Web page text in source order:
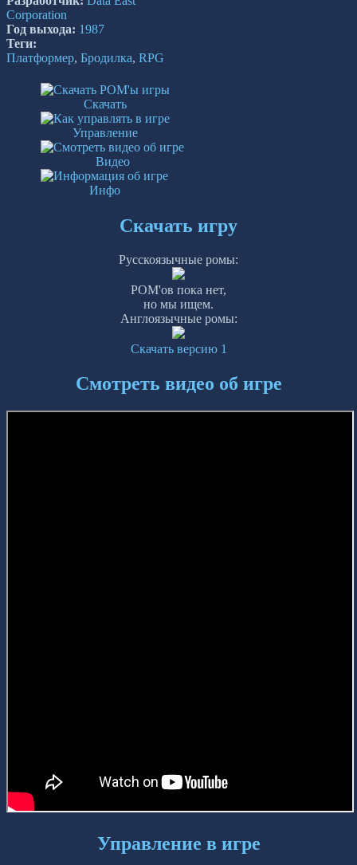
Corporation
Год выхода: 1987
Теги:
Платформер, Бродилка, RPG
Скачать
Управление
Видео
Инфо
Скачать игру
Русскоязычные ромы:
РОМ'ов пока нет,
но мы ищем.
Англоязычные ромы:
Скачать версию 1
Смотреть видео об игре
Управление в игре